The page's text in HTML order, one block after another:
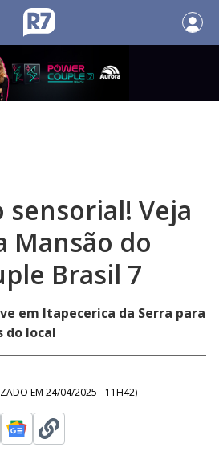
sensorial! Veja
Mansão do
Brasil 7
em Itapecerica da Serra para
do local
EM 24/04/2025 - 11H42)